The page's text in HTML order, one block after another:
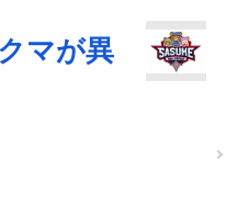
マが異